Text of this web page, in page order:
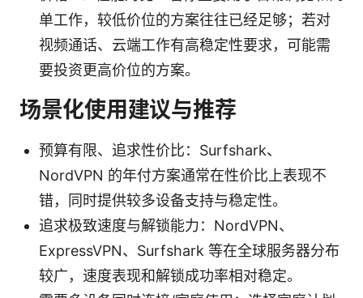
单工作，较低价位的方案往往已经足够；若对
视频通话、云端工作有高稳定性要求，可能需
要投资更高价位的方案。
场景化使用建议与推荐
预算有限、追求性价比：Surfshark、
NordVPN 的年付方案通常在性价比上表现不
错，同时提供较多设备支持与稳定性。
追求极致速度与解锁能力：NordVPN、
ExpressVPN、Surfshark 等在全球服务器分布
较广，速度表现和解锁成功率相对稳定。